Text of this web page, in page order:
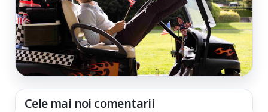
Cele mai noi comentarii